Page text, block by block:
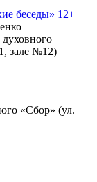
беседы» 12+
зале №12)
«Сбор» (ул.